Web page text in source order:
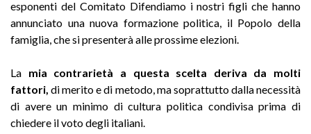
esponenti del Comitato Difendiamo i nostri figli che hanno
annunciato una nuova formazione politica, il Popolo della
famiglia, che si presenterà alle prossime elezioni.
La mia contrarietà a questa scelta deriva da molti
fattori, di merito e di metodo, ma soprattutto dalla necessità
di avere un minimo di cultura politica condivisa prima di
chiedere il voto degli italiani.